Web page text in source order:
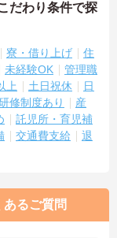
だわり条件で探
寮・借り上げ
住
未経験OK
管理職
上 土日祝休
日
修制度あり
産
託児所・育児補
交通費支給
退
るご質問